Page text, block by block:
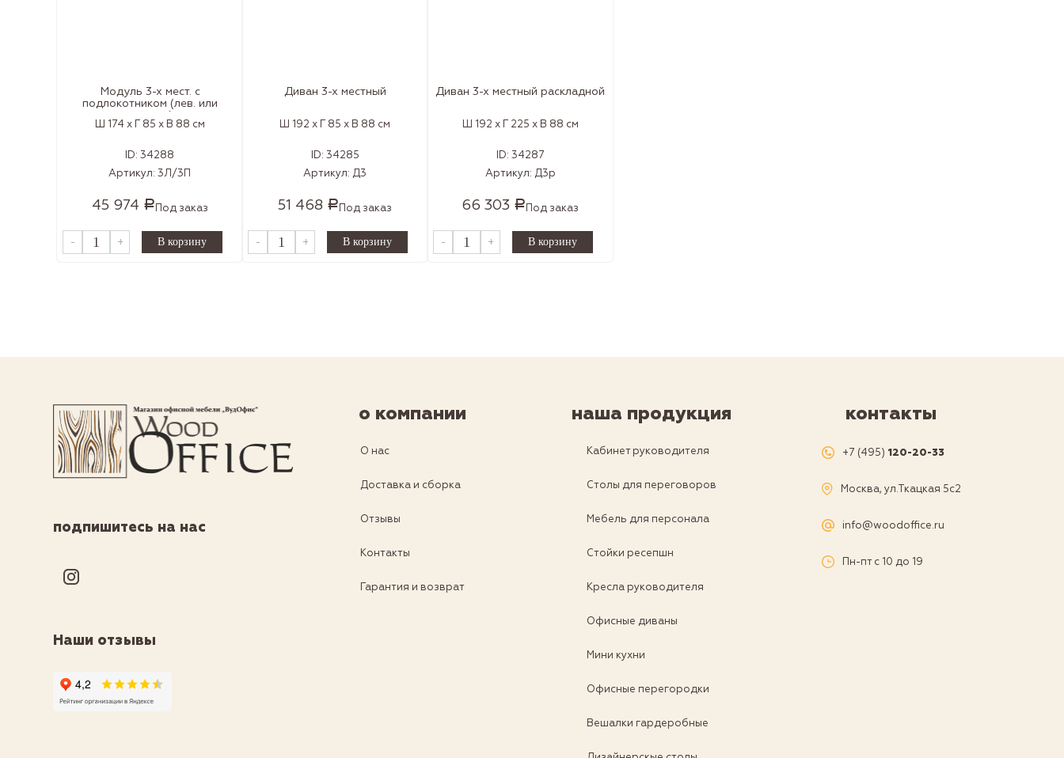
Модуль 3-х мест. с
подлокотником (лев. или
правым)
Ш 174 x Г 85 x В 88 см
ID: 34288
Артикул: 3Л/3П
45 974 Р Под заказ
- +
Диван 3-х местный
Ш 192 x Г 85 x В 88 см
ID: 34285
Артикул: Д3
51 468 Р Под заказ
- +
Диван 3-х местный раскладной
Ш 192 x Г 225 x В 88 см
ID: 34287
Артикул: Д3р
66 303 Р Под заказ
- +
подпишитесь на нас
Наши отзывы
о компании
О нас
Доставка и сборка
Отзывы
Контакты
Гарантия и возврат
наша продукция
Кабинет руководителя
Столы для переговоров
Мебель для персонала
Стойки ресепшн
Кресла руководителя
Офисные диваны
Мини кухни
Офисные перегородки
Вешалки гардеробные
контакты
+7 (495) 120-20-33
Москва, ул.Ткацкая 5с2
info@woodoffice.ru
Пн-пт с 10 до 19